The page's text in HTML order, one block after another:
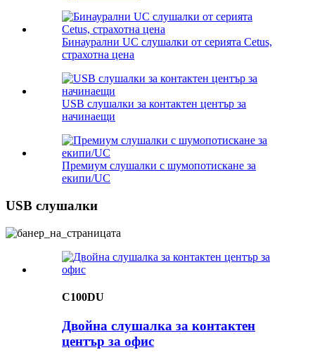
Бинаурални UC слушалки от серията Cetus,
страхотна цена
USB слушалки за контактен център за
начинаещи
Премиум слушалки с шумопотискане за
екипи/UC
USB слушалки
C100DU
Двойна слушалка за контактен
център за офис